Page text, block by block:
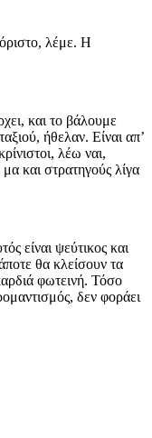
λέμε. Η
και το βάλουμε
ήθελαν. Είναι απ’
λέω ναι,
και στρατηγούς λίγα
είναι ψεύτικος και
θα κλείσουν τα
φωτεινή. Τόσο
δεν φοράει